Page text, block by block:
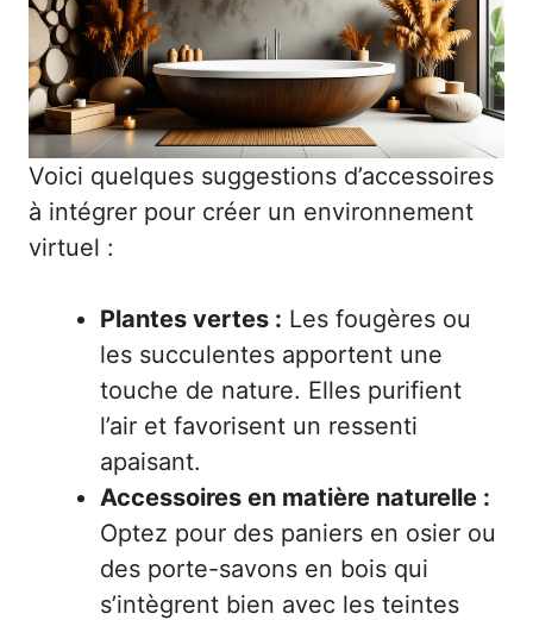
Voici quelques suggestions d’accessoires
à intégrer pour créer un environnement
virtuel :
Plantes vertes : Les fougères ou
les succulentes apportent une
touche de nature. Elles purifient
l’air et favorisent un ressenti
apaisant.
Accessoires en matière naturelle :
Optez pour des paniers en osier ou
des porte-savons en bois qui
s’intègrent bien avec les teintes